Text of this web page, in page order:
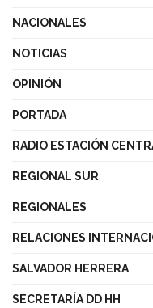
NACIONALES
NOTICIAS
OPINIÓN
PORTADA
RADIO ESTACIÓN
REGIONAL SUR
REGIONALES
RELACIONES
SALVADOR HERRERA
SECRETARÍA DD HH